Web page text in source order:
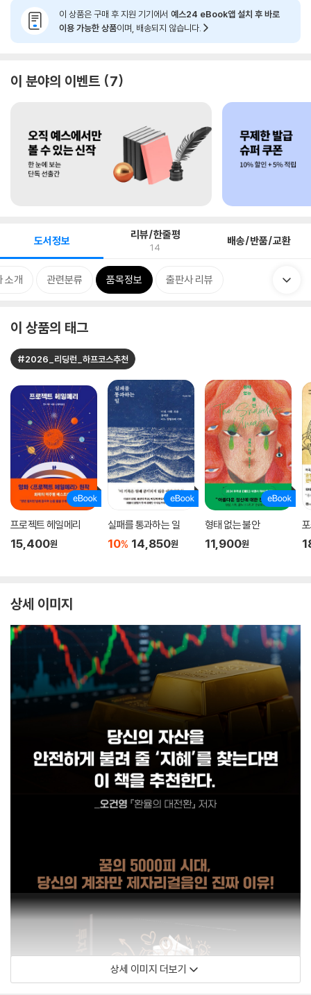
이 상품은 구매 후 지원 기기에서 예스24 eBook앱 설치 후 바로
이용 가능한 상품이며, 배송되지 않습니다.
이 분야의 이벤트 7
도서정보 리뷰/한줄평
14 배송/반품/교환
소개 관련분류 품목정보 출판사 리뷰
이 상품의 태그
#2026_리딩런_하프코스추천
프로젝트 헤일메리
15,400원
실패를 통과하는 일
10% 14,850원
형태 없는 불안
11,900원
상세 이미지
상세 이미지 더보기